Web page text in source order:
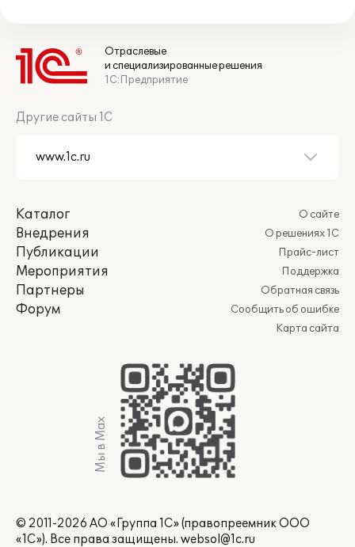
Отраслевые
и специализированные решения
1С:Предприятие
Другие сайты 1С
Каталог
Внедрения
Публикации
Мероприятия
Партнеры
Форум
О сайте
О решениях 1С
Прайс-лист
Поддержка
Обратная связь
Сообщить об ошибке
Карта сайта
Мы в Max
© 2011-2026 АО «Группа 1С» (правопреемник ООО
«1С»). Все права защищены. websol@1c.ru